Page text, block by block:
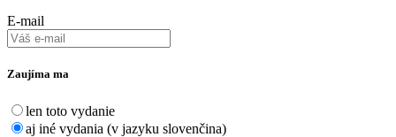
E-mail
Zaujíma ma
len toto vydanie
aj iné vydania (v jazyku slovenčina)